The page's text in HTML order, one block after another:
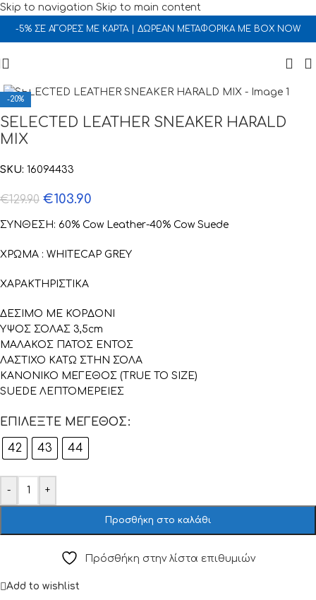
Skip to navigation Skip to main content
-5% ΣΕ ΑΓΟΡΕΣ ΜΕ ΚΑΡΤΑ | ΔΩΡΕΑΝ ΜΕΤΑΦΟΡΙΚΑ ΜΕ BOX NOW
-20%
SELECTED LEATHER SNEAKER HARALD
MIX
SKU: 16094433
€129.90 €103.90
ΣΥΝΘΕΣΗ: 60% Cow Leather-40% Cow Suede
ΧΡΩΜΑ : WHITECAP GREY
ΧΑΡΑΚΤΗΡΙΣΤΙΚΑ
ΔΕΣΙΜΟ ΜΕ ΚΟΡΔΟΝΙ
ΥΨΟΣ ΣΟΛΑΣ 3,5cm
ΜΑΛΑΚΟΣ ΠΑΤΟΣ ΕΝΤΟΣ
ΛΑΣΤΙΧΟ ΚΑΤΩ ΣΤΗΝ ΣΟΛΑ
ΚΑΝΟΝΙΚΟ ΜΕΓΕΘΟΣ (TRUE TO SIZE)
SUEDE ΛΕΠΤΟΜΕΡΕΙΕΣ
ΕΠΙΛΈΞΤΕ ΜΈΓΕΘΟΣ
42 43 44
- +
Προσθήκη στο καλάθι
Πρόσθήκη στην λίστα επιθυμιών
Add to wishlist